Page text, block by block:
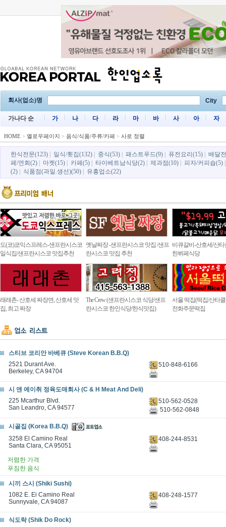
회사(업소)명 City
가나다 순 가 나 다 라 마 바 사 아 자
HOME > 옐로우페이지 > 음식/식품/주류/카페 > 사로 정렬
한식전문(123) 일식/횟집(132) 중식(53) 패스트푸드(9) 퓨전요리(15)
배달
페/연회(2)
마켓(15) 카페(5) 타이베트남식당(2) 제과점(10) 피자/커피숍(5)
(2)
식품점(과일.생선)(50) 유흥업소(22)
도(코)쿄익스프레스-샌프란시스코
일식집/샌프란시스코 맛집추천
옛날짜장 -샌프란시스코 맛집 /샌프
란시스코 맛집 추천
비큐갈비-산호세/산
한뷔페식당
래래촌- 산호세 짜장면, 산호세 맛
집, 최고 짜장
The Crew (샌프란시스코 식당/샌프
란시스코 한인식당/한식맛집)
서울 떡집(떡집/산타
전화주문떡집
스티브 코리안 바베큐 (Steve Korean B.B.Q)
2521 Durant Ave.
Berkeley, CA 94704
510-848-6166
시 앤 에이취 정육도매회사 (C & H Meat And Deli)
225 Mcarthur Blvd.
San Leandro, CA 94577
510-562-0528
510-562-0848
시골집 (Korea B.B.Q)
3258 El Camino Real
Santa Clara, CA 95051
408-244-8531
저렴한 가격
푸짐한 음식
시끼 스시 (Shiki Sushi)
1082 E. Ei Camino Real
Sunnyvale, CA 94087
408-248-1577
식도락 (Shik Do Rock)